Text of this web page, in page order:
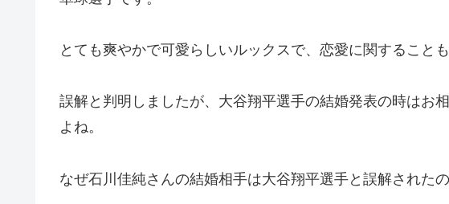
とても爽やかで可愛らしいルックスで、恋愛に関すること
誤解と判明しましたが、大谷翔平選手の結婚発表の時はお
よね。
なぜ石川佳純さんの結婚相手は大谷翔平選手と誤解された